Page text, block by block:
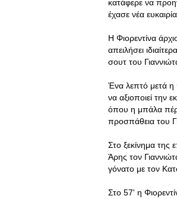
κατάφερε να
έχασε νέα
Η Φιορεντίνα
απειλήσει
σουτ του
Ένα λεπτό μετά η
να αξιοποιεί την
όπου η μπάλα
προσπάθεια του
Στο ξεκίνημα της
Άρης τον
γόνατο με τον
Στο 57' η